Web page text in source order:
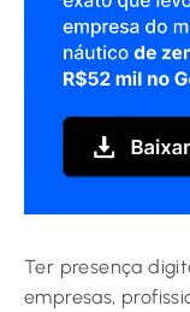
Ter presença
empresas,